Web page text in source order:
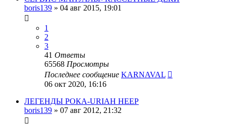
boris139 » 04 авг 2015, 19:01
1
2
3
41 Ответы
65568 Просмотры
Последнее сообщение KARNAVAL
06 окт 2020, 16:16
ЛЕГЕНДЫ РОКА-URIAH HEEP
boris139 » 07 авг 2012, 21:32